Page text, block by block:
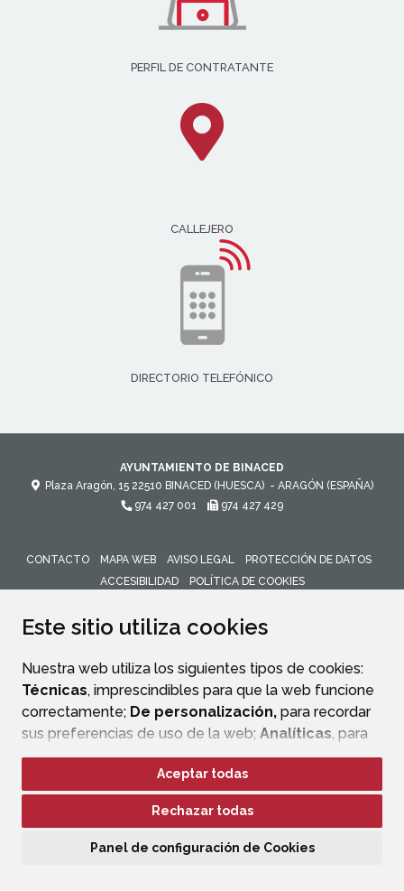
Este sitio utiliza cookies
Nuestra web utiliza los siguientes tipos de cookies:
Técnicas, imprescindibles para que la web funcione
correctamente; De personalización, para recordar
sus preferencias de uso de la web; Analíticas, para
mejorar el funcionamiento de la web y sus servicios.
Si acepta pulsando el botón“Aceptar todas”
consideramos que acepta su uso. Si pulsa el botón
ninguna acción, se guardarán las cookies técnicas
Aceptar todas
Rechazar todas
Panel de configuración de Cookies
PERFIL DE CONTRATANTE
CALLEJERO
DIRECTORIO TELEFÓNICO
AYUNTAMIENTO DE BINACED
Plaza Aragón, 15 22510 BINACED (HUESCA) - ARAGÓN (ESPAÑA)
974 427 001
974 427 429
CONTACTO MAPA WEB AVISO LEGAL
PROTECCIÓN DE DATOS
ACCESIBILIDAD
POLÍTICA DE COOKIES